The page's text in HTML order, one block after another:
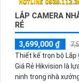
LẮP CAMERA
RẺ
3,699,000 ₫
Thiết kế trọn bộ Lắp
Giá Rẻ Hikvision là
ninh trong nhà